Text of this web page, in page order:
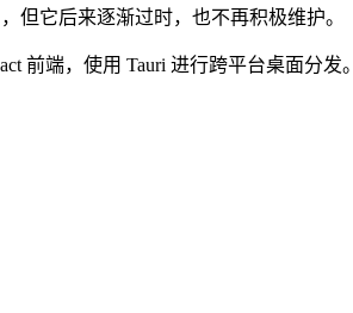
但它后来逐渐过时，也不再积极维护。
前端，使用 Tauri 进行跨平台桌面分发。